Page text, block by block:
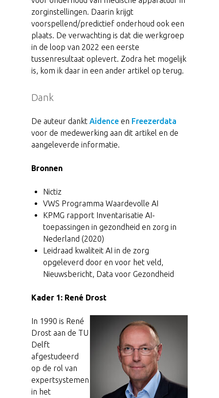
zorginstellingen. Daarin krijgt
voorspellend/predictief onderhoud ook een
plaats. De verwachting is dat die werkgroep
in de loop van 2022 een eerste
tussenresultaat oplevert. Zodra het mogelijk
is, kom ik daar in een ander artikel op terug.
Dank
De auteur dankt Aidence en Freezerdata
voor de medewerking aan dit artikel en de
aangeleverde informatie.
Bronnen
Nictiz
VWS Programma Waardevolle AI
KPMG rapport Inventarisatie AI-
toepassingen in gezondheid en zorg in
Nederland (2020)
Leidraad kwaliteit AI in de zorg
opgeleverd door en voor het veld,
Nieuwsbericht, Data voor Gezondheid
Kader 1: René Drost
In 1990 is René
Drost aan de TU
Delft
afgestudeerd
op de rol van
expertsystemen
in het